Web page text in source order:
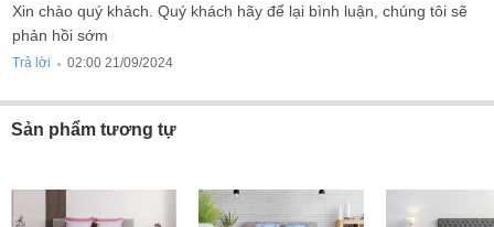
Xin chào quý khách. Quý khách hãy để lại bình luận, chúng tôi sẽ
phản hồi sớm
Trả lời ● 02:00 21/09/2024
Sản phẩm tương tự